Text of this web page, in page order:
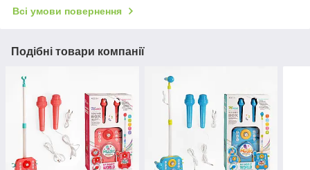
Всі умови повернення
Подібні товари компанії